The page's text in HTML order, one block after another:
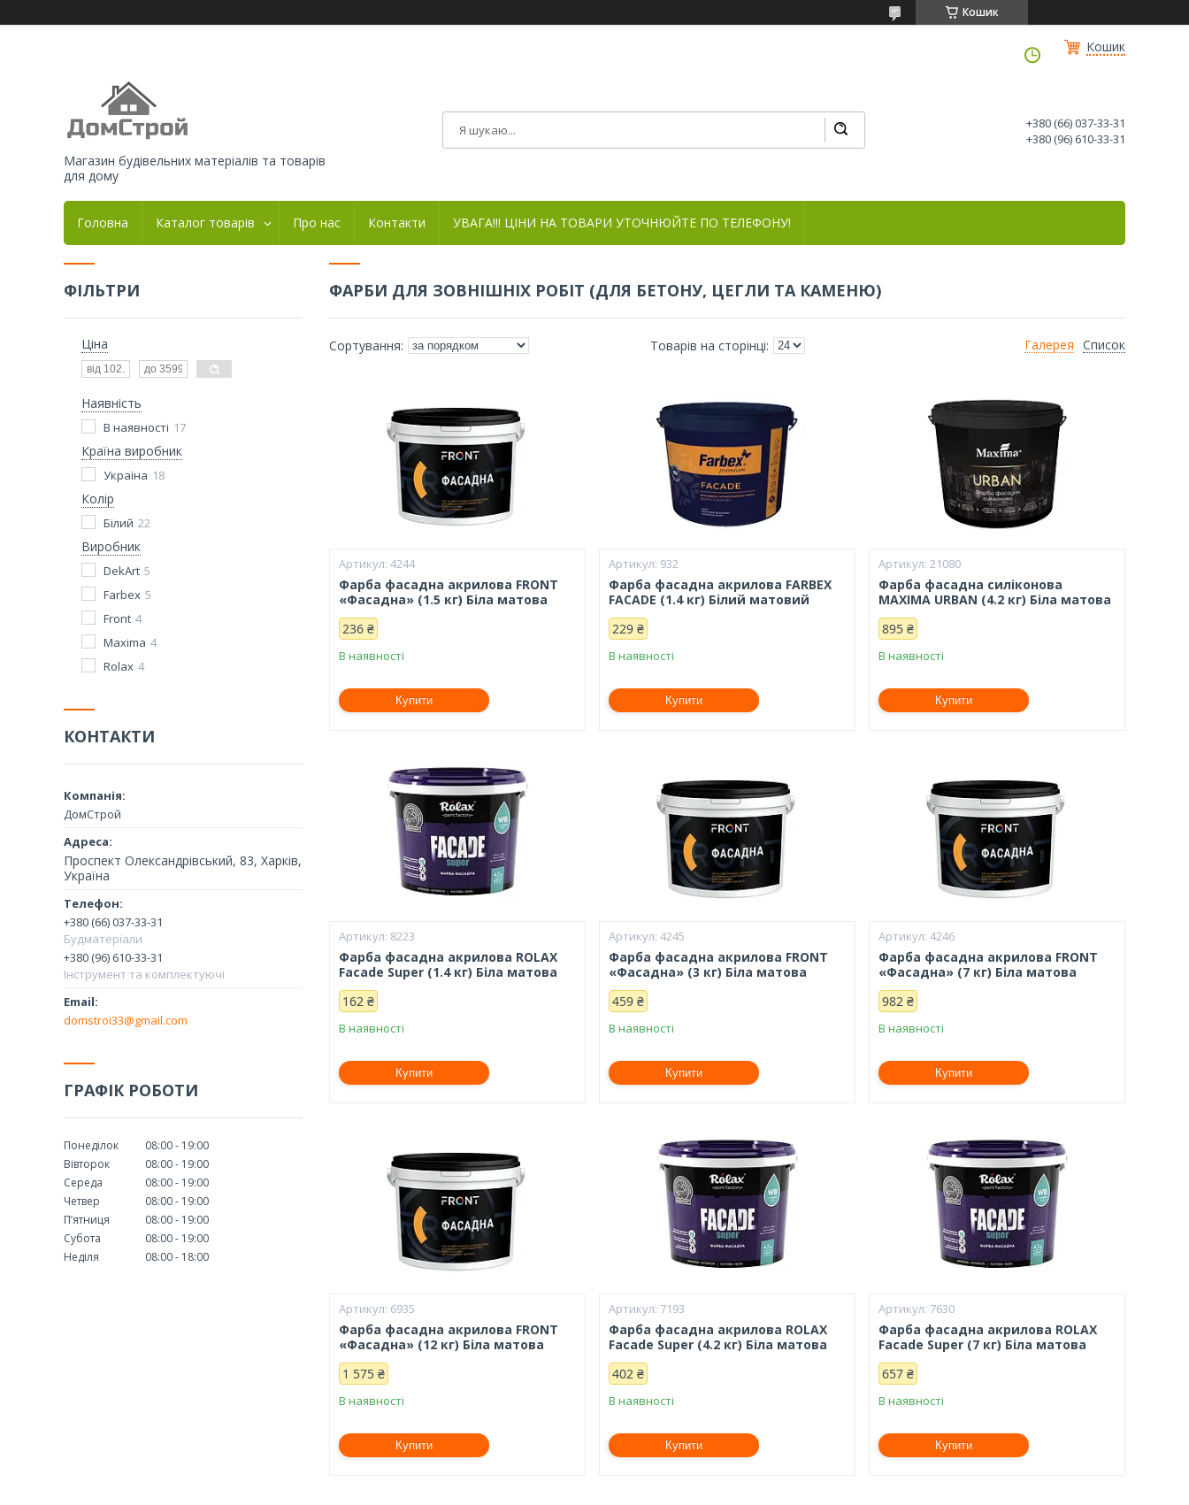
Кошик
Кошик
Магазин будівельних матеріалів та товарів
для дому
+380 (66) 037-33-31
+380 (96) 610-33-31
Головна Каталог товарів Про нас Контакти УВАГА!!! ЦІНИ НА ТОВАРИ УТОЧНЮЙТЕ ПО ТЕЛЕФОНУ!
ФАРБИ ДЛЯ ЗОВНІШНІХ РОБІТ (ДЛЯ БЕТОНУ, ЦЕГЛИ ТА КАМЕНЮ)
Галерея Список
4244
Фарба фасадна акрилова FRONT
«Фасадна» (1.5 кг) Біла матова
236 ₴
В наявності
Купити
932
Фарба фасадна акрилова FARBEX
FACADE (1.4 кг) Білий матовий
229 ₴
В наявності
Купити
21080
Фарба фасадна силіконова
MAXIMA URBAN (4.2 кг) Біла матова
895 ₴
В наявності
Купити
8223
Фарба фасадна акрилова ROLAX
Facade Super (1.4 кг) Біла матова
162 ₴
В наявності
Купити
4245
Фарба фасадна акрилова FRONT
«Фасадна» (3 кг) Біла матова
459 ₴
В наявності
Купити
4246
Фарба фасадна акрилова FRONT
«Фасадна» (7 кг) Біла матова
982 ₴
В наявності
Купити
6935
Фарба фасадна акрилова FRONT
«Фасадна» (12 кг) Біла матова
1 575 ₴
В наявності
Купити
7193
Фарба фасадна акрилова ROLAX
Facade Super (4.2 кг) Біла матова
402 ₴
В наявності
Купити
7630
Фарба фасадна акрилова ROLAX
Facade Super (7 кг) Біла матова
657 ₴
В наявності
Купити
ФІЛЬТРИ
Ціна
Наявність
В наявності 17
Країна виробник
Україна 18
Колір
Білий 22
Виробник
DekArt 5
Farbex 5
Front 4
Maxima 4
Rolax 4
КОНТАКТИ
ДомСтрой
Проспект Олександрівський, 83, Харків,
Україна
+380 (66) 037-33-31
Будматеріали
+380 (96) 610-33-31
Інструмент та комплектуючі
domstroi33@gmail.com
ГРАФІК РОБОТИ
Понеділок 08:00
19:00
Вівторок
08:00
19:00
Середа
08:00
19:00
Четвер
08:00
19:00
Пʼятниця
08:00
19:00
Субота
08:00
19:00
Неділя
08:00 18:00